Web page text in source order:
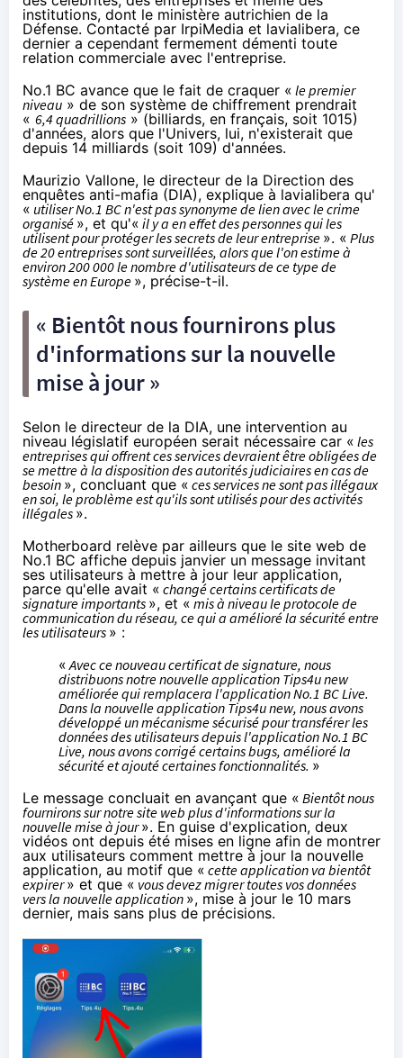
institutions, dont le ministère autrichien de la
Défense. Contacté par IrpiMedia et lavialibera, ce
dernier a cependant fermement démenti toute
relation commerciale avec l'entreprise.
No.1 BC avance que le fait de craquer « le premier
niveau » de son système de chiffrement prendrait
« 6,4 quadrillions » (billiards, en français, soit 1015)
d'années, alors que l'Univers, lui, n'existerait que
depuis 14 milliards (soit 109) d'années.
Maurizio Vallone, le directeur de la Direction des
enquêtes anti-mafia (DIA), explique à lavialibera qu'
« utiliser No.1 BC n'est pas synonyme de lien avec le crime
organisé », et qu'« il y a en effet des personnes qui les
utilisent pour protéger les secrets de leur entreprise ». « Plus
de 20 entreprises sont surveillées, alors que l'on estime à
environ 200 000 le nombre d'utilisateurs de ce type de
système en Europe », précise-t-il.
« Bientôt nous fournirons plus
d'informations sur la nouvelle
mise à jour »
Selon le directeur de la DIA, une intervention au
niveau législatif européen serait nécessaire car « les
entreprises qui offrent ces services devraient être obligées de
se mettre à la disposition des autorités judiciaires en cas de
besoin », concluant que « ces services ne sont pas illégaux
en soi, le problème est qu'ils sont utilisés pour des activités
illégales ».
Motherboard relève par ailleurs que le site web de
No.1 BC affiche depuis janvier un message invitant
ses utilisateurs à mettre à jour leur application,
parce qu'elle avait « changé certains certificats de
signature importants », et « mis à niveau le protocole de
communication du réseau, ce qui a amélioré la sécurité entre
les utilisateurs » :
«Avec ce nouveau certificat de signature, nous
distribuons notre nouvelle application Tips4u new
améliorée qui remplacera l'application No.1 BC Live.
Dans la nouvelle application Tips4u new, nous avons
développé un mécanisme sécurisé pour transférer les
données des utilisateurs depuis l'application No.1 BC
Live, nous avons corrigé certains bugs, amélioré la
sécurité et ajouté certaines fonctionnalités. »
Le message concluait en avançant que « Bientôt nous
fournirons sur notre site web plus d'informations sur la
nouvelle mise à jour». En guise d'explication, deux
vidéos ont depuis été mises en ligne afin de montrer
aux utilisateurs comment mettre à jour la nouvelle
application, au motif que « cette application va bientôt
expirer» et que « vous devez migrer toutes vos données
vers la nouvelle application », mise à jour le 10 mars
dernier, mais sans plus de précisions.